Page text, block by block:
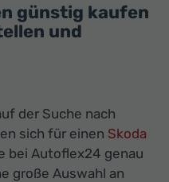
günstig kaufen
und
der Suche nach
sich für einen Skoda
bei Autoflex24 genau
große Auswahl an